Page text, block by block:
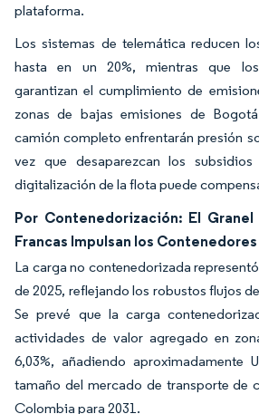
plataforma.
Los sistemas de telemática reducen
hasta en un 20%, mientras que
garantizan el cumplimiento de
zonas de bajas emisiones de
camión completo enfrentarán presión
vez que desaparezcan los
digitalización de la flota puede
Por Contenedorización: El
Francas Impulsan los Contenedores
La carga no contenedorizada
de 2025, reflejando los robustos flujos
Se prevé que la carga
actividades de valor agregado en
6,03%, añadiendo aproximadamente
tamaño del mercado de transporte de
Colombia para 2031.